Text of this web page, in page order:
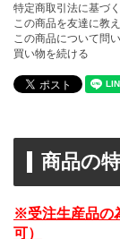
特定商取引法に基づ
この商品を友達に教
この商品について問
買い物を続ける
商品の
※受注生産品の
可）